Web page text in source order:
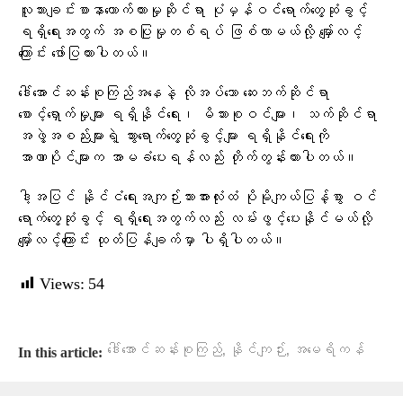
လူသားချင်းစာနာထောက်ထားမှုဆိုင်ရာ ပုံမှန်ဝင်ရောက်တွေ့ဆုံခွင့်
ရရှိရေးအတွက် အစပြုမှုတစ်ရပ် ဖြစ်လာမယ်လို့ မျှော်လင့်
ကြောင်း ဖော်ပြထားပါတယ်။
ဒေါ်အောင်ဆန်းစုကြည်အနေနဲ့ လိုအပ်သော ဆေးဘက်ဆိုင်ရာ
စောင့်ရှောက်မှုများ ရရှိနိုင်ရေး၊ မိသားစုဝင်များ၊ သက်ဆိုင်ရာ
အဖွဲ့အစည်းများရဲ့ သွားရောက်တွေ့ဆုံခွင့်များ ရရှိနိုင်ရေးကို
အာဏာပိုင်များက အာမခံပေးရန်လည်း တိုက်တွန်းထားပါတယ်။
ဒါ့အပြင် နိုင်ငံရေးအကျဉ်းသားအားလုံးထံ ပိုမိုကျယ်ပြန့်စွာ ဝင်
ရောက်တွေ့ဆုံခွင့် ရရှိရေးအတွက်လည်း လမ်းဖွင့်ပေးနိုင်မယ်လို့
မျှော်လင့်ကြောင်း ထုတ်ပြန်ချက်မှာ ပါရှိပါတယ်။
Views: 54
In this article: ဒေါ်အောင်ဆန်းစုကြည်, နိုင်ကျဉ်း, အမေရိကန်